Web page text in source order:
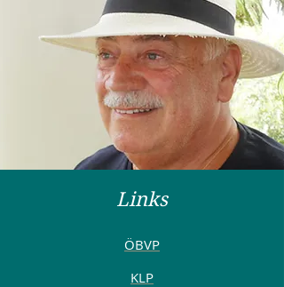
Links
ÖBVP
KLP